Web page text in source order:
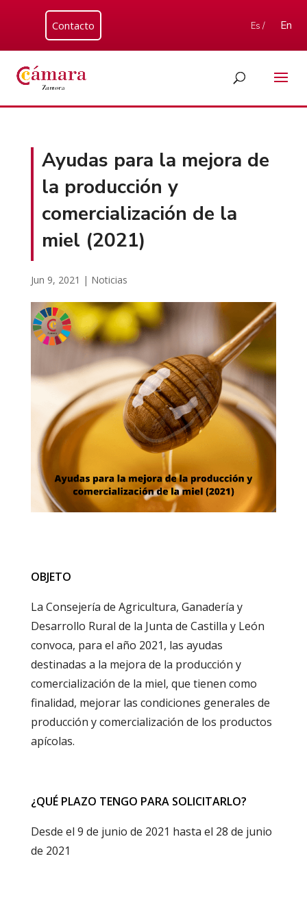
Contacto Es / En
Ayudas para la mejora de
la producción y
comercialización de la
miel (2021)
Jun 9, 2021 | Noticias
OBJETO
La Consejería de Agricultura, Ganadería y
Desarrollo Rural de la Junta de Castilla y León
convoca, para el año 2021, las ayudas
destinadas a la mejora de la producción y
comercialización de la miel, que tienen como
finalidad, mejorar las condiciones generales de
producción y comercialización de los productos
apícolas.
¿QUÉ PLAZO TENGO PARA SOLICITARLO?
Desde el 9 de junio de 2021 hasta el 28 de junio
de 2021